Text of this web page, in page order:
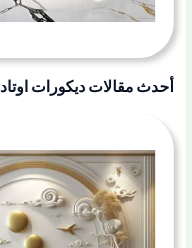
أحدث مقالات ديكورات اوتاد